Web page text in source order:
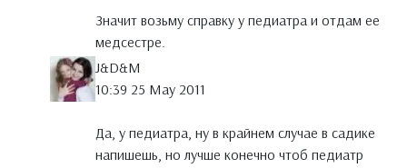
Значит возьму справку у педиатра и отдам ее
медсестре.
J&D&M
10:39 25 May 2011
Да, у педиатра, ну в крайнем случае в садике
напишешь, но лучше конечно чтоб педиатр